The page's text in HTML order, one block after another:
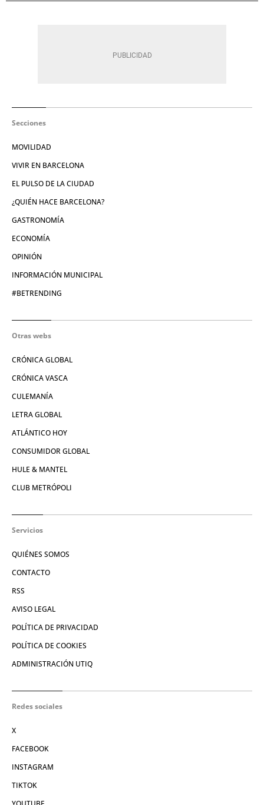
Secciones
MOVILIDAD
VIVIR EN BARCELONA
EL PULSO DE LA CIUDAD
¿QUIÉN HACE BARCELONA?
GASTRONOMÍA
ECONOMÍA
OPINIÓN
INFORMACIÓN MUNICIPAL
#BETRENDING
Otras webs
CRÓNICA GLOBAL
CRÓNICA VASCA
CULEMANÍA
LETRA GLOBAL
ATLÁNTICO HOY
CONSUMIDOR GLOBAL
HULE & MANTEL
CLUB METRÓPOLI
Servicios
QUIÉNES SOMOS
CONTACTO
RSS
AVISO LEGAL
POLÍTICA DE PRIVACIDAD
POLÍTICA DE COOKIES
ADMINISTRACIÓN UTIQ
Redes sociales
X
FACEBOOK
INSTAGRAM
TIKTOK